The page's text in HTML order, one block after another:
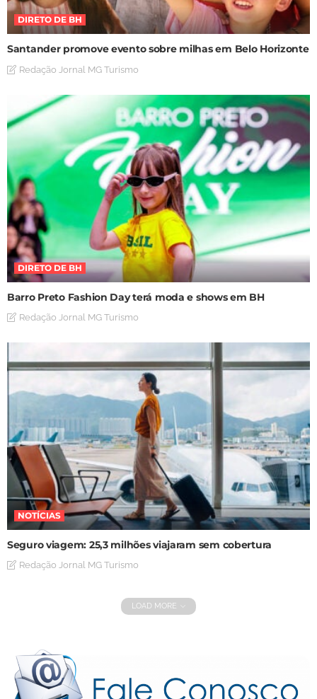
DIRETO DE BH
Santander promove evento sobre milhas em Belo Horizonte
Redação Jornal MG Turismo
DIRETO DE BH
Barro Preto Fashion Day terá moda e shows em BH
Redação Jornal MG Turismo
NOTÍCIAS
Seguro viagem: 25,3 milhões viajaram sem cobertura
Redação Jornal MG Turismo
LOAD MORE